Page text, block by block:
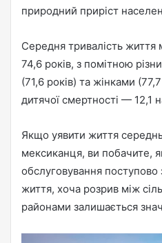
природний приріст
Середня тривалість життя
74,6 років, з помітною
(71,6 років) та жінками
дитячої смертності — 12,1
Якщо уявити життя
мексиканця, ви побачите,
обслуговування поступово
життя, хоча розрив між
районами залишається